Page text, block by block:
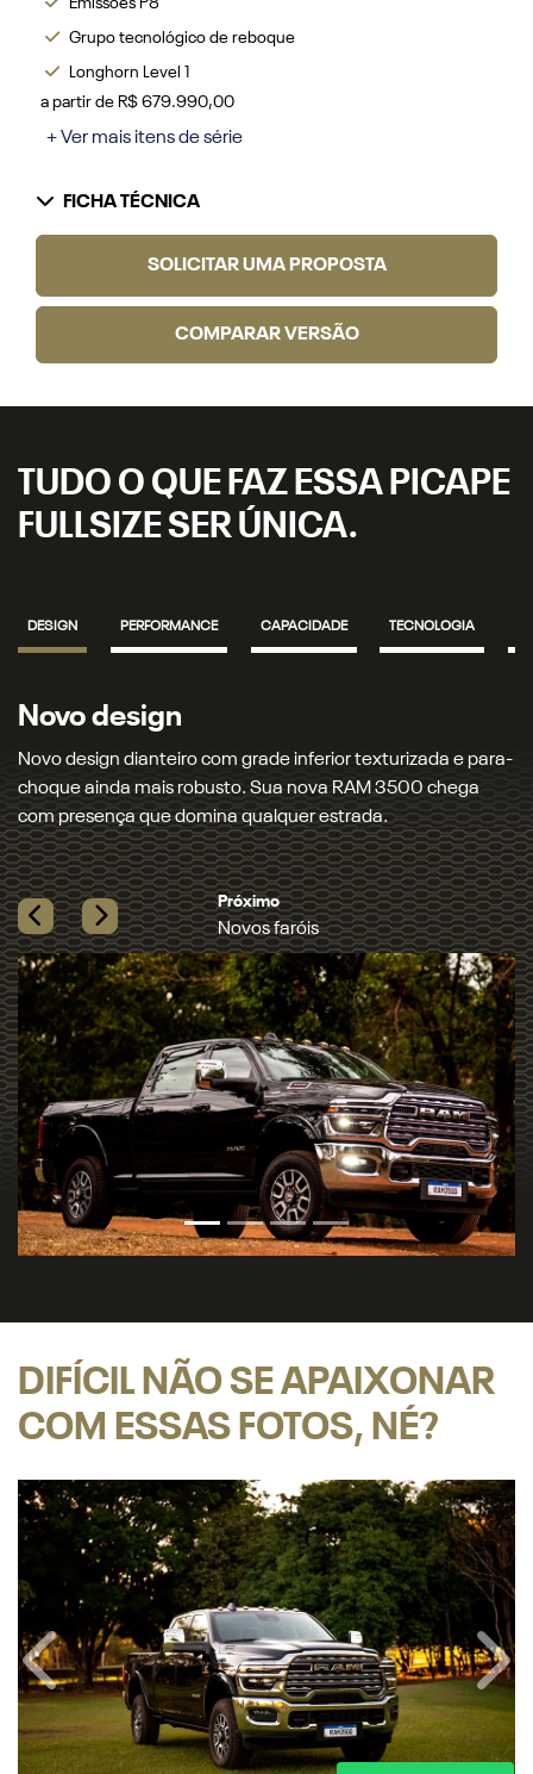
Emissões P8
Grupo tecnológico de reboque
Longhorn Level 1
a partir de R$ 679.990,00
+ Ver mais itens de série
FICHA TÉCNICA
SOLICITAR UMA PROPOSTA
COMPARAR VERSÃO
TUDO O QUE FAZ ESSA PICAPE
FULLSIZE SER ÚNICA.
DESIGN PERFORMANCE CAPACIDADE TECNOLOGIA
e para-
chega
Novos faróis
Novos faróis e lanternas full LED que iluminam
com precisão. Garanta mais segurança e um
marcante, seja de dia ou de noite.​
Previous Next
DIFÍCIL NÃO SE APAIXONAR
COM ESSAS FOTOS, NÉ?
Anterior